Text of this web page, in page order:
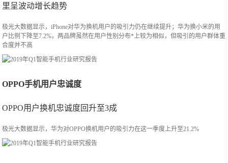
里呈波动增长趋势
极光大数据显示，iPhone对华为换机用户的吸引力仍在继续提升；华为换小米的用
户比例下降至7.2%，两品牌虽然在用户性别分布*上较为相似，但吸引的用户群体重
合度并不高
OPPO手机用户忠诚度
OPPO用户换机忠诚度回升至3成
极光大数据显示，华为对OPPO换机用户的吸引力在这一季度上升至21.2%